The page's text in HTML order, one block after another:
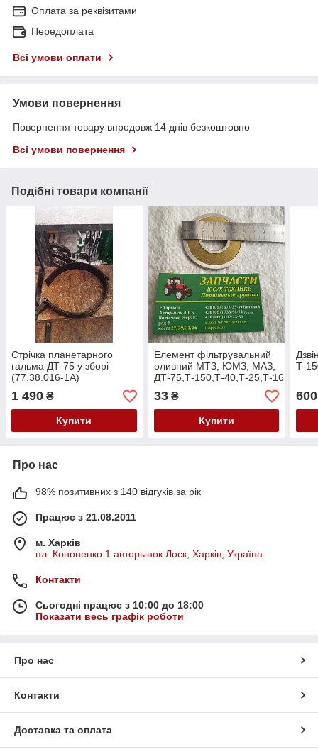
Оплата за реквізитами
Передоплата
Всі умови оплати
Умови повернення
Повернення товару впродовж 14 днів безкоштовно
Всі умови повернення
Подібні товари компанії
Стрічка планетарного
гальма ДТ-75 у зборі
(77.38.016-1А)
1 490 ₴
Купити
Елемент фільтрувальний
оливний МТЗ, ЮМЗ, МАЗ,
ДТ-75,Т-150,Т-40,Т-25,Т-16
(набірний) 54.57.020А
33₴
Купити
Т-
600
Про нас
98% позитивних з 140 відгуків за рік
Працює з 21.08.2011
м. Харків
пл. Кононенко 1 авторынок Лоск, Харків, Україна
Контакти
Сьогодні працює з 10:00 до 18:00
Показати весь графік роботи
Про нас
Контакти
Доставка та оплата